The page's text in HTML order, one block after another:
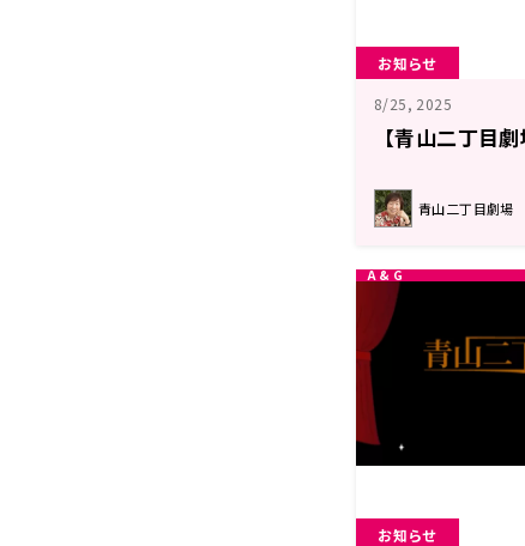
お知らせ
8/25, 2025
【青山二丁目
青山二丁目劇場
お知らせ